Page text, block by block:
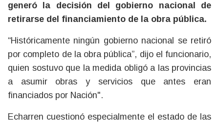
generó la decisión del gobierno nacional de
retirarse del financiamiento de la obra pública.
“Históricamente ningún gobierno nacional se retiró
por completo de la obra pública”, dijo el funcionario,
quien sostuvo que la medida obligó a las provincias
a asumir obras y servicios que antes eran
financiados por Nación".
Echarren cuestionó especialmente el estado de las